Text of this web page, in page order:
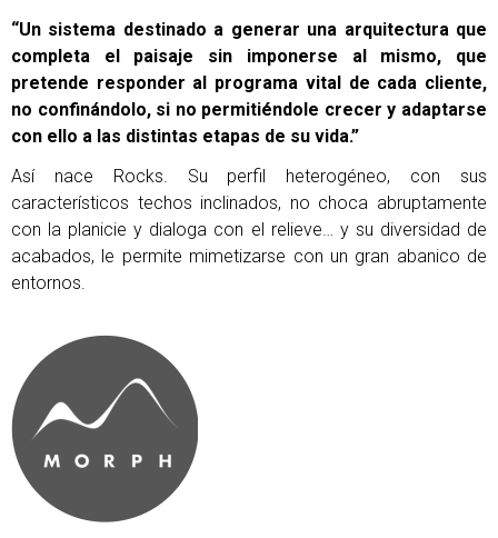
“Un sistema destinado a generar una arquitectura que
completa el paisaje sin imponerse al mismo, que
pretende responder al programa vital de cada cliente,
no confinándolo, si no permitiéndole crecer y adaptarse
con ello a las distintas etapas de su vida.”
Así nace Rocks. Su perfil heterogéneo, con sus
característicos techos inclinados, no choca abruptamente
con la planicie y dialoga con el relieve… y su diversidad de
acabados, le permite mimetizarse con un gran abanico de
entornos.